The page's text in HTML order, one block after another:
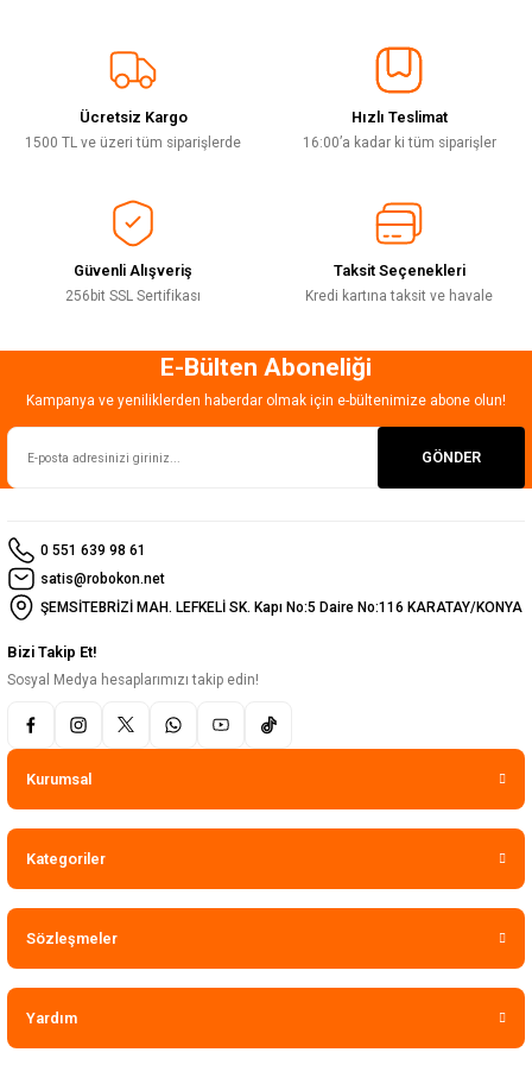
Ürün resmi kalitesiz, bozuk veya görüntülenemiyor.
Ürün açıklamasında eksik bilgiler bulunuyor.
Ürün bilgilerinde hatalar bulunuyor.
Bu ürüne benzer farklı alternatifler olmalı.
Gönder
Deneyimini Paylaş
Ücretsiz Kargo
1500 TL ve üzeri tüm siparişlerde
Hızlı Teslimat
16:00’a kadar ki tüm siparişler
Güvenli Alışveriş
256bit SSL Sertifikası
Taksit Seçenekleri
Kredi kartına taksit ve havale
E-Bülten Aboneliği
Kampanya ve yeniliklerden haberdar olmak için e-bültenimize abone olun!
GÖNDER
0 551 639 98 61
satis@robokon.net
ŞEMSİTEBRİZİ MAH. LEFKELİ SK. Kapı No:5 Daire No:116 KARATAY/KONYA
Bizi Takip Et!
Sosyal Medya hesaplarımızı takip edin!
Kurumsal
Kategoriler
Sözleşmeler
Yardım